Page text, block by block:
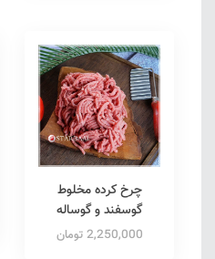
چرخ کرده مخلوط
گوسفند و گوساله
2,250,000 تومان